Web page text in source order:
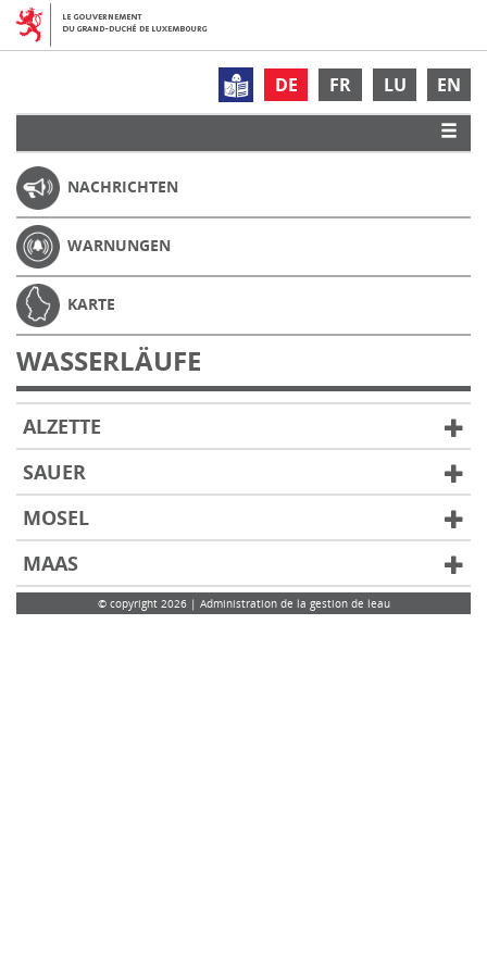
DE FR LU EN
NACHRICHTEN
WARNUNGEN
KARTE
WASSERLÄUFE
ALZETTE
SAUER
MOSEL
MAAS
© copyright 2026 | Administration de la gestion de leau